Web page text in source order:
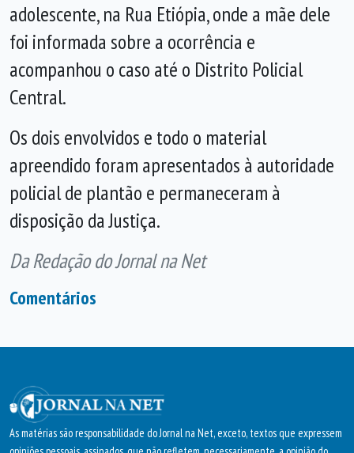
adolescente, na Rua Etiópia, onde a mãe dele
foi informada sobre a ocorrência e
acompanhou o caso até o Distrito Policial
Central.
Os dois envolvidos e todo o material
apreendido foram apresentados à autoridade
policial de plantão e permaneceram à
disposição da Justiça.
Da Redação do Jornal na Net
Comentários
As matérias são responsabilidade do Jornal na Net, exceto, textos que expressem